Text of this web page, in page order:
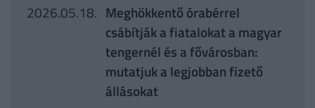
2026.05.18. Meghökkentő órabérrel
csábítják a fiatalokat a magyar
tengernél és a fővárosban:
mutatjuk a legjobban fizető
állásokat